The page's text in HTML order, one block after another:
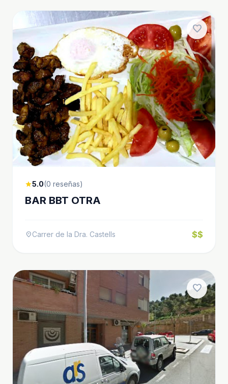
favorite
star5.0(0 reseñas)
BAR BBT OTRA
location_onCarrer de la Dra. Castells $$
favorite